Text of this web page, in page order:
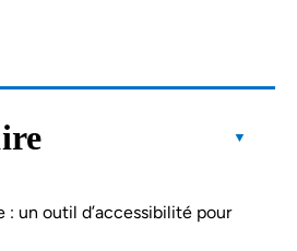
un outil d’accessibilité pour